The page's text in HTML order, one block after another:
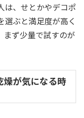
は、せとかやデコポ
選ぶと満足度が高く
まず少量で試すのが
燥が気になる時